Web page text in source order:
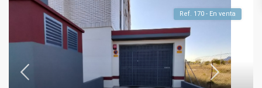
Ref. 170 - En venta